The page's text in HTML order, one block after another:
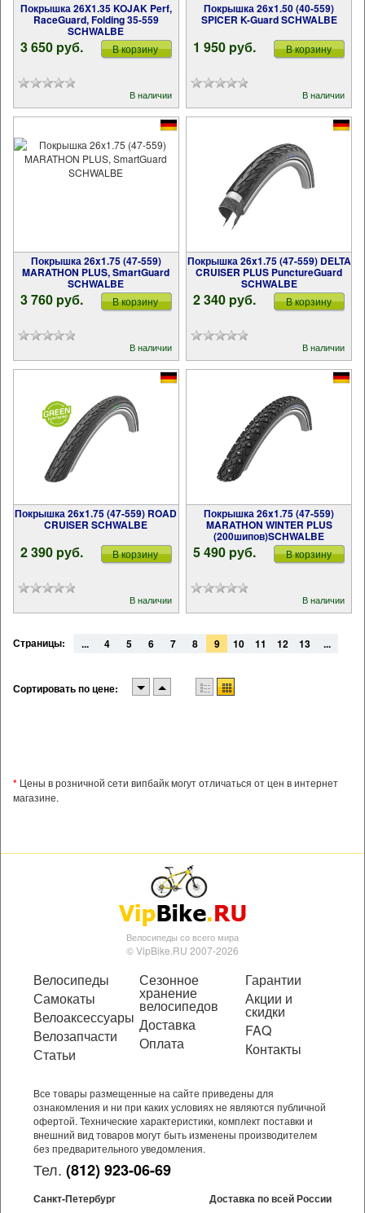
Покрышка 26X1.35 KOJAK Perf,
RaceGuard, Folding 35-559
SCHWALBE
3 650 pуб. В корзину
В наличии
Покрышка 26x1.50 (40-559)
SPICER K-Guard SCHWALBE
1 950 pуб. В корзину
В наличии
Покрышка 26x1.75 (47-559)
MARATHON PLUS, SmartGuard
SCHWALBE
3 760 pуб. В корзину
В наличии
Покрышка 26x1.75 (47-559) DELTA
CRUISER PLUS PunctureGuard
SCHWALBE
2 340 pуб. В корзину
В наличии
Покрышка 26x1.75 (47-559) ROAD
CRUISER SCHWALBE
2 390 pуб. В корзину
В наличии
Покрышка 26x1.75 (47-559)
MARATHON WINTER PLUS
(200шипов)SCHWALBE
5 490 pуб. В корзину
В наличии
Страницы: ... 4 5 6 7 8 9 10 11 12 13 ...
Сортировать по цене:
* Цены в розничной сети випбайк могут отличаться от цен в интернет
магазине.
Велосипеды со всего мира
© VipBike.RU 2007-2026
Велосипеды
Самокаты
Велоаксессуары
Велозапчасти
Статьи
Сезонное
хранение
велосипедов
Доставка
Оплата
Гарантии
Акции и
скидки
FAQ
Контакты
Все товары размещенные на сайте приведены для
ознакомления и ни при каких условиях не являются публичной
офертой. Технические характеристики, комплект поставки и
внешний вид товаров могут быть изменены производителем
без предварительного уведомления.
Тел. (812) 923-06-69
Санкт-Петербург Доставка по всей России